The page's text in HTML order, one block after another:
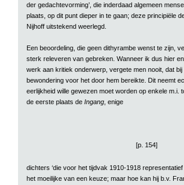
der gedachtevorming’, die inderdaad algemeen
plaats, op dit punt dieper in te gaan; deze principiële
Nijhoff uitstekend weerlegd.
Een beoordeling, die geen dithyrambe wenst te zijn,
sterk releveren van gebreken. Wanneer ik dus hier
werk aan kritiek onderwerp, vergete men nooit, dat
bewondering voor het door hem bereikte. Dit neemt
eerlijkheid wille gewezen moet worden op enkele m.i.
de eerste plaats de Ingang , enige
[p. 154]
dichters ‘die voor het tijdvak 1910-1918
het moeilijke van een keuze; maar hoe kan hij b.v.